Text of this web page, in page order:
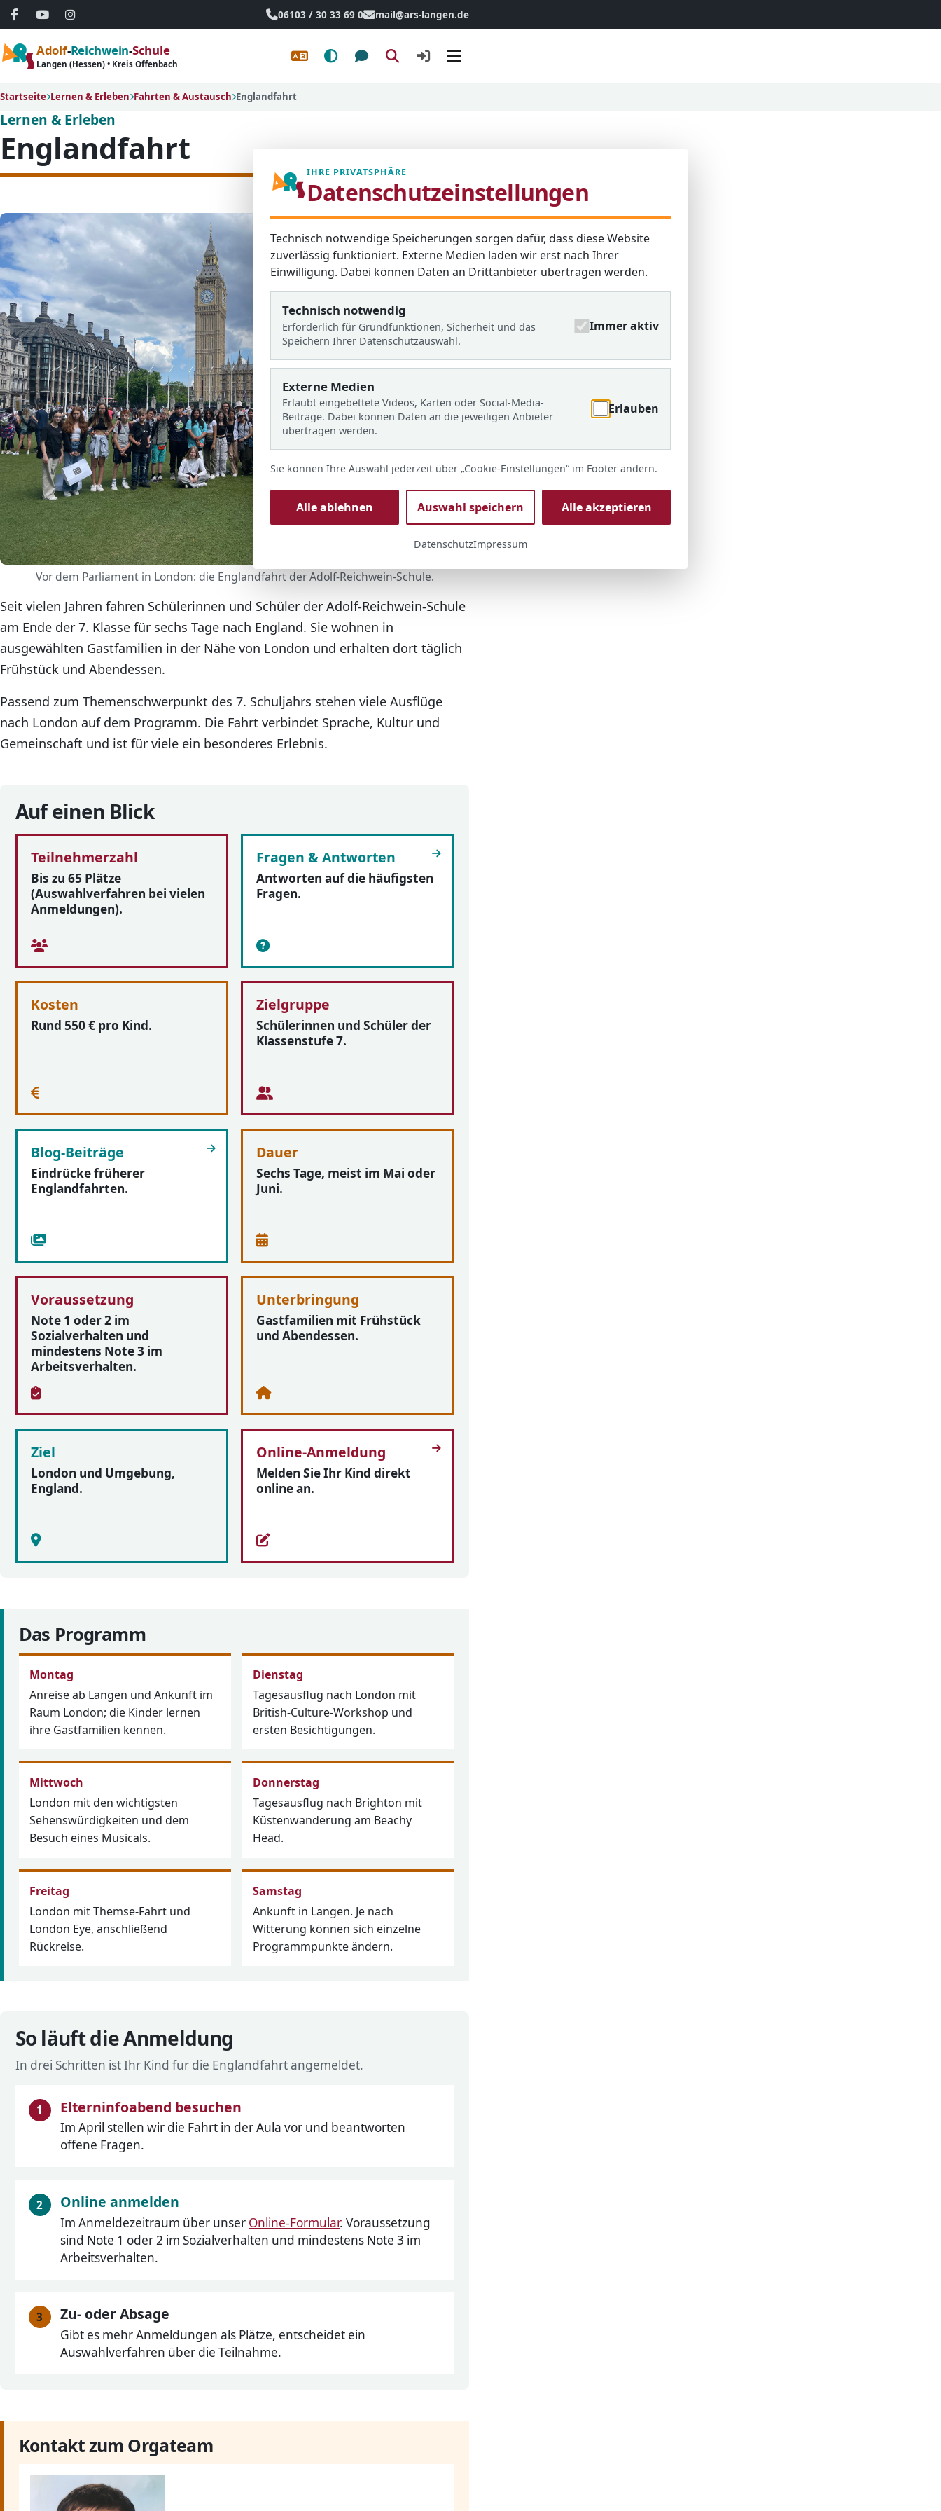
06103 / 30 33 69 0 mail@ars-langen.de
Adolf-Reichwein-Schule
Langen (Hessen) • Kreis Offenbach
Menü
Startseite Lernen & Erleben Fahrten & Austausch Englandfahrt
Lernen & Erleben
Englandfahrt
Vor dem Parliament in London: die Englandfahrt der Adolf-Reichwein-Schule.
Seit vielen Jahren fahren Schülerinnen und Schüler der Adolf-Reichwein-Schule
am Ende der 7. Klasse für sechs Tage nach England. Sie wohnen in
ausgewählten Gastfamilien in der Nähe von London und erhalten dort täglich
Frühstück und Abendessen.
Passend zum Themenschwerpunkt des 7. Schuljahrs stehen viele Ausflüge
nach London auf dem Programm. Die Fahrt verbindet Sprache, Kultur und
Gemeinschaft und ist für viele ein besonderes Erlebnis.
Auf einen Blick
Teilnehmerzahl
Bis zu 65 Plätze
(Auswahlverfahren bei vielen
Anmeldungen).
Fragen & Antworten
Antworten auf die häufigsten
Fragen.
Kosten
Rund 550 € pro Kind.
Zielgruppe
Schülerinnen und Schüler der
Klassenstufe 7.
Blog-Beiträge
Eindrücke früherer
Englandfahrten.
Dauer
Sechs Tage, meist im Mai oder
Juni.
Voraussetzung
Note 1 oder 2 im
Sozialverhalten und
mindestens Note 3 im
Arbeitsverhalten.
Unterbringung
Gastfamilien mit Frühstück
und Abendessen.
Ziel
London und Umgebung,
England.
Online-Anmeldung
Melden Sie Ihr Kind direkt
online an.
Das Programm
Montag
Anreise ab Langen und Ankunft im
Raum London; die Kinder lernen
ihre Gastfamilien kennen.
Dienstag
Tagesausflug nach London mit
British-Culture-Workshop und
ersten Besichtigungen.
Mittwoch
London mit den wichtigsten
Sehenswürdigkeiten und dem
Besuch eines Musicals.
Donnerstag
Tagesausflug nach Brighton mit
Küstenwanderung am Beachy
Head.
Freitag
London mit Themse-Fahrt und
London Eye, anschließend
Rückreise.
Samstag
Ankunft in Langen. Je nach
Witterung können sich einzelne
Programmpunkte ändern.
So läuft die Anmeldung
In drei Schritten ist Ihr Kind für die Englandfahrt angemeldet.
Elterninfoabend besuchen
Im April stellen wir die Fahrt in der Aula vor und beantworten
offene Fragen.
Online anmelden
Im Anmeldezeitraum über unser Online-Formular. Voraussetzung
sind Note 1 oder 2 im Sozialverhalten und mindestens Note 3 im
Arbeitsverhalten.
Zu- oder Absage
Gibt es mehr Anmeldungen als Plätze, entscheidet ein
Auswahlverfahren über die Teilnahme.
Kontakt zum Orgateam
IHRE PRIVATSPHÄRE
Datenschutzeinstellungen
Technisch notwendige Speicherungen sorgen dafür, dass diese Website
zuverlässig funktioniert. Externe Medien laden wir erst nach Ihrer
Einwilligung. Dabei können Daten an Drittanbieter übertragen werden.
Technisch notwendig
Erforderlich für Grundfunktionen, Sicherheit und das
Speichern Ihrer Datenschutzauswahl.
Immer aktiv
Externe Medien
Erlaubt eingebettete Videos, Karten oder Social-Media-
Beiträge. Dabei können Daten an die jeweiligen Anbieter
übertragen werden.
Erlauben
Sie können Ihre Auswahl jederzeit über „Cookie-Einstellungen“ im Footer ändern.
Alle ablehnen Auswahl speichern Alle akzeptieren
DatenschutzImpressum